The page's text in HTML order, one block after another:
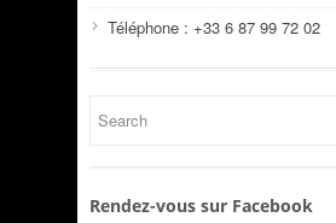
Téléphone : +33 6 87 99 72 02
Rendez-vous sur Facebook